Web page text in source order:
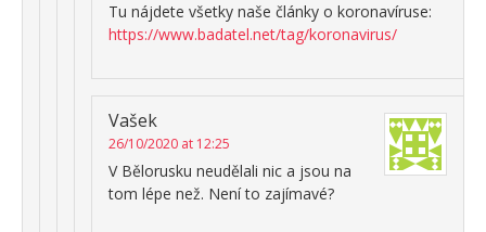
Tu nájdete všetky naše články o koronavíruse:
https://www.badatel.net/tag/koronavirus/
Vašek
26/10/2020 at 12:25
V Bělorusku neudělali nic a jsou na
tom lépe než. Není to zajímavé?